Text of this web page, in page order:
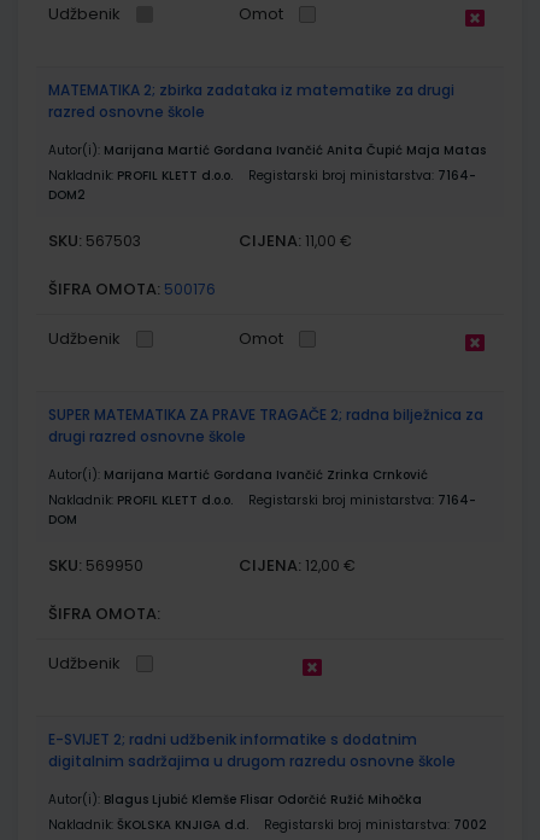
Udžbenik Omot
MATEMATIKA 2; zbirka zadataka iz matematike za drugi
razred osnovne škole
Autor(i): Marijana Martić Gordana Ivančić Anita Čupić Maja Matas
Nakladnik: PROFIL KLETT d.o.o. Registarski broj ministarstva: 7164-
DOM2
SKU: 567503 CIJENA: 11,00 €
ŠIFRA OMOTA: 500176
Udžbenik Omot
SUPER MATEMATIKA ZA PRAVE TRAGAČE 2; radna bilježnica za
drugi razred osnovne škole
Autor(i): Marijana Martić Gordana Ivančić Zrinka Crnković
Nakladnik: PROFIL KLETT d.o.o. Registarski broj ministarstva: 7164-
DOM
SKU: 569950 CIJENA: 12,00 €
ŠIFRA OMOTA:
Udžbenik
E-SVIJET 2; radni udžbenik informatike s dodatnim
digitalnim sadržajima u drugom razredu osnovne škole
Autor(i): Blagus Ljubić Klemše Flisar Odorčić Ružić Mihočka
Nakladnik: ŠKOLSKA KNJIGA d.d. Registarski broj ministarstva: 7002